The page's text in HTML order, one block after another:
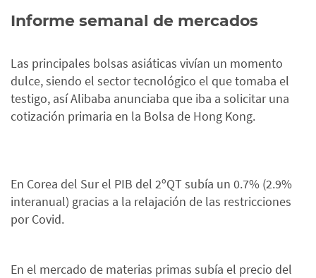
Informe semanal de mercados
Las principales bolsas asiáticas vivían un momento
dulce, siendo el sector tecnológico el que tomaba el
testigo, así Alibaba anunciaba que iba a solicitar una
cotización primaria en la Bolsa de Hong Kong.
En Corea del Sur el PIB del 2ºQT subía un 0.7% (2.9%
interanual) gracias a la relajación de las restricciones
por Covid.
En el mercado de materias primas subía el precio del